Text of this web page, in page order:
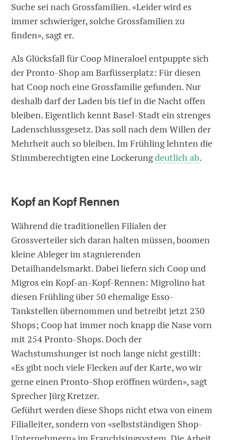
Suche sei nach Grossfamilien. «Leider wird es
immer schwieriger, solche Grossfamilien zu
finden», sagt er.
Als Glücksfall für Coop Mineraloel entpuppte sich
der Pronto-Shop am Barfüsserplatz: Für diesen
hat Coop noch eine Grossfamilie gefunden. Nur
deshalb darf der Laden bis tief in die Nacht offen
bleiben. Eigentlich kennt Basel-Stadt ein strenges
Ladenschlussgesetz. Das soll nach dem Willen der
Mehrheit auch so bleiben. Im Frühling lehnten die
Stimmberechtigten eine Lockerungdeutlich ab.
Kopf an Kopf Rennen
Während die traditionellen Filialen der
Grossverteiler sich daran halten müssen, boomen
kleine Ableger im stagnierenden
Detailhandelsmarkt. Dabei liefern sich Coop und
Migros ein Kopf-an-Kopf-Rennen: Migrolino hat
diesen Frühling über 50 ehemalige Esso-
Tankstellen übernommen und betreibt jetzt 230
Shops; Coop hat immer noch knapp die Nase vorn
mit 254 Pronto-Shops. Doch der
Wachstumshunger ist noch lange nicht gestillt:
«Es gibt noch viele Flecken auf der Karte, wo wir
gerne einen Pronto-Shop eröffnen würden», sagt
Sprecher Jürg Kretzer.
Geführt werden diese Shops nicht etwa von einem
Filialleiter, sondern von «selbstständigen Shop-